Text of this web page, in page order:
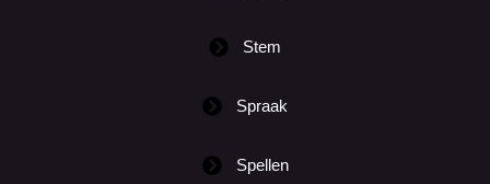
Stem
Spraak
Spellen